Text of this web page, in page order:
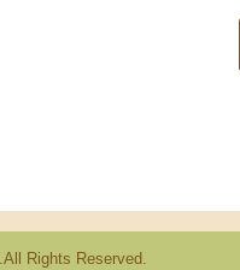
.All Rights Reserved.